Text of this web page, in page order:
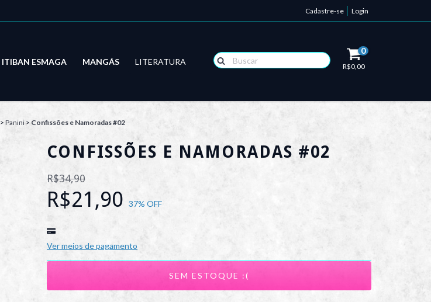
Cadastre-se Login
ITIBAN ESMAGA MANGÁS LITERATURA
0
R$0,00
> Panini > Confissões e Namoradas #02
CONFISSÕES E NAMORADAS #02
R$34,90
R$21,90 37% OFF
Ver meios de pagamento